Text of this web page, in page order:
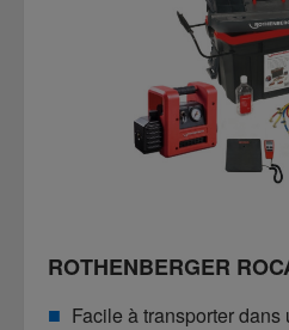
ROTHENBERGER
Facile à transporter